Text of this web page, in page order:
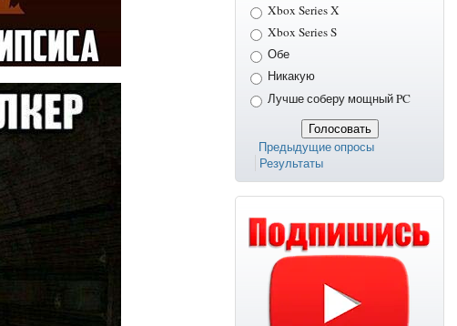
Xbox Series X
Xbox Series S
Обе
Никакую
Лучше соберу мощный PC
Предыдущие опросы
Результаты